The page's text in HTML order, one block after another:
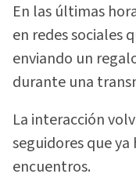
En las últimas
en redes sociales
enviando un
durante una
La interacción
seguidores que
encuentros.